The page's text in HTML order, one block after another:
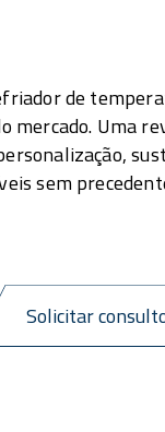
de
mercado. Uma
sem
Solicitar